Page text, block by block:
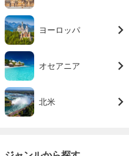
ヨーロッパ
オセアニア
北米